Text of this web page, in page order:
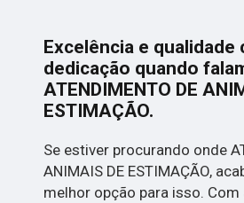
Excelência e qualidade
dedicação quando
ATENDIMENTO DE
ESTIMAÇÃO.
Se estiver procurando onde
ANIMAIS DE ESTIMAÇÃO,
melhor opção para isso. Com